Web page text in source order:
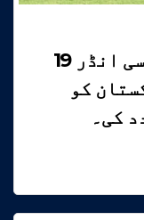
منہاس کی بہادری نے اے سی سی انڈر 19
کو
کی۔